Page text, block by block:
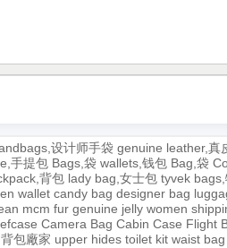
设计师手袋 genuine leather,真
手提包 Bags,袋 wallets,钱包 Bag,袋
背包 lady bag,女士包 tyvek
wallet candy bag designer bag
mcm fur genuine jelly women
Camera Bag Cabin Case Flight
背包廠家 upper hides toilet kit waist bag